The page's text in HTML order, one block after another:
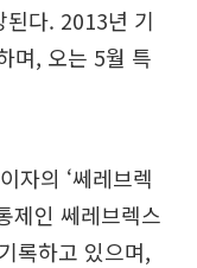
된다. 2013년 기
며, 오는 5월 특
자의 ‘쎄레브렉
제인 쎄레브렉스
록하고 있으며,